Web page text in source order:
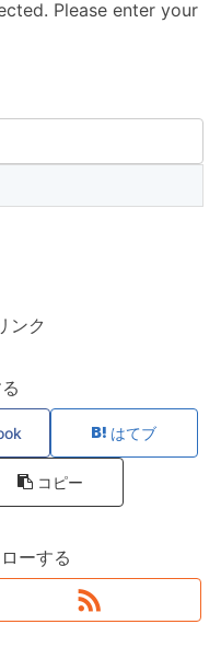
Please enter your
ンク
はてブ
コピー
ーする